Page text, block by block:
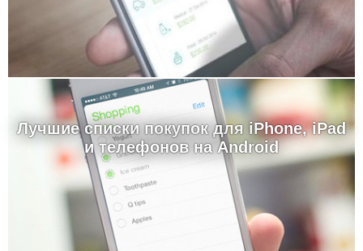
Лучшие cписки покупок для iPhone, iPad
и телефонов на Android